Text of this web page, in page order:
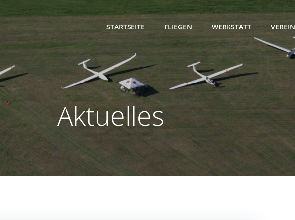
STARTSEITE FLIEGEN WERKSTATT VEREIN
Aktuelles